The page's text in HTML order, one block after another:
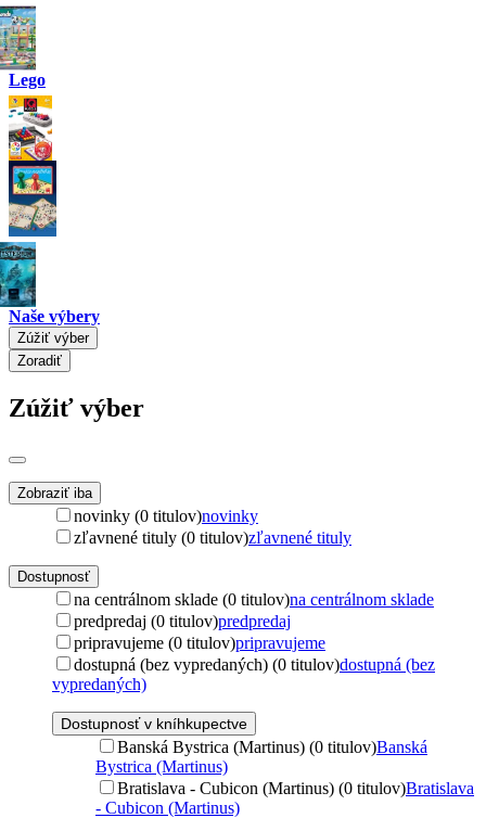
Lego
Naše výbery
Zúžiť výber
Zoradiť
Zúžiť výber
Zobraziť iba
novinky (0 titulov)novinky
zľavnené tituly (0 titulov)zľavnené tituly
Dostupnosť
na centrálnom sklade (0 titulov)na centrálnom sklade
predpredaj (0 titulov)predpredaj
pripravujeme (0 titulov)pripravujeme
dostupná (bez vypredaných) (0 titulov)dostupná (bez
vypredaných)
Dostupnosť v kníhkupectve
Banská Bystrica (Martinus) (0 titulov)Banská
Bystrica (Martinus)
Bratislava - Cubicon (Martinus) (0 titulov)Bratislava
- Cubicon (Martinus)